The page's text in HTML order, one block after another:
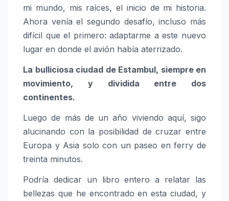
mi mundo, mis raíces, el inicio de mi historia.
Ahora venía el segundo desafío, incluso más
difícil que el primero: adaptarme a este nuevo
lugar en donde el avión había aterrizado.
La bulliciosa ciudad de Estambul, siempre en
movimiento, y dividida entre dos
continentes.
Luego de más de un año viviendo aquí, sigo
alucinando con la posibilidad de cruzar entre
Europa y Asia solo con un paseo en ferry de
treinta minutos.
Podría dedicar un libro entero a relatar las
bellezas que he encontrado en esta ciudad, y